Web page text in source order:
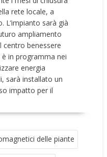
rete locale, a
sarà già
ampliamento
centro benessere
in programma nei
energia
sarà installato un
impatto per il
delle piante